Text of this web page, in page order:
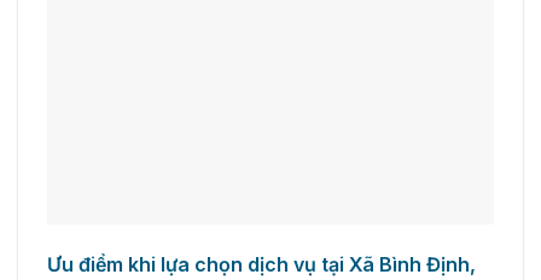
Ưu điểm khi lựa chọn dịch vụ tại Xã Bình Định,